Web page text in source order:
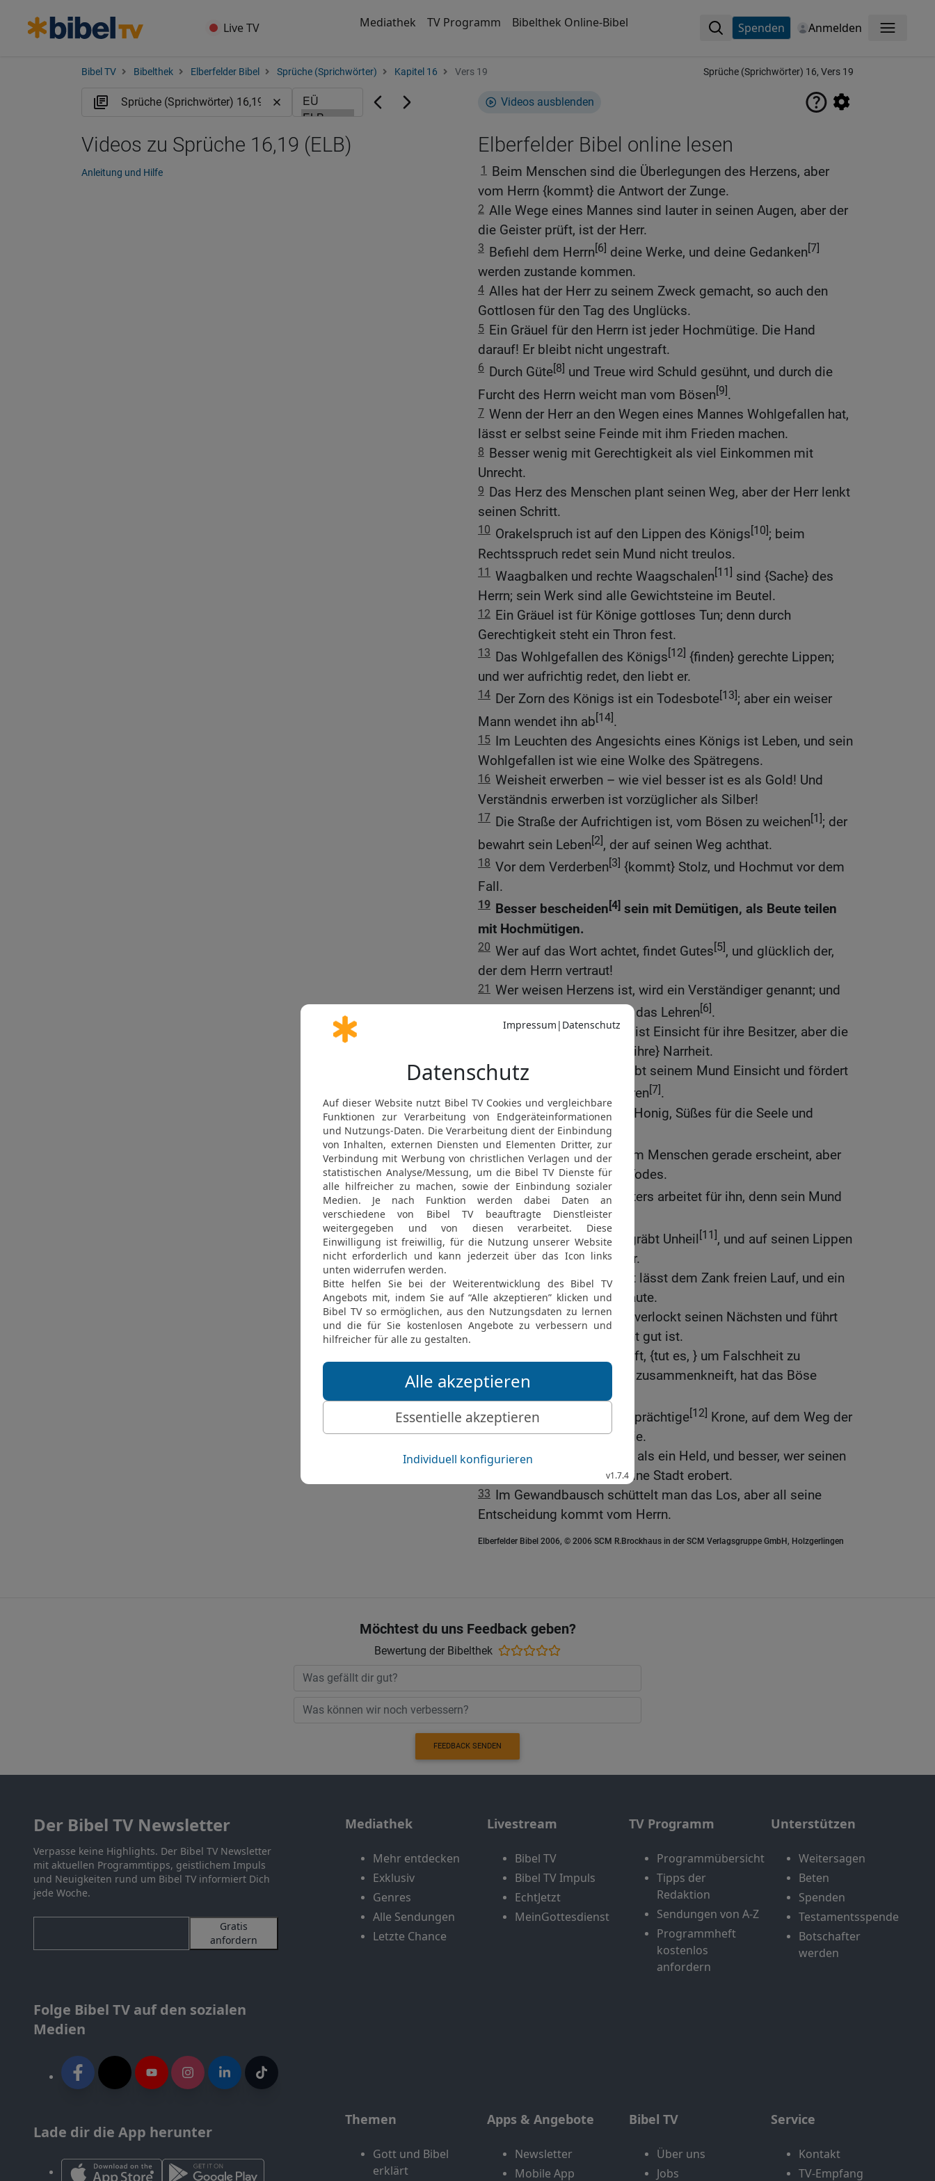
Live TV Mediathek TV Programm Bibelthek Online-Bibel Spenden Anmelden Menü
Bibel TV Bibelthek Elberfelder Bibel Sprüche (Sprichwörter) Kapitel 16 Vers 19 Sprüche (Sprichwörter) 16, Vers 19
Videos ausblenden
Elberfelder Bibel online lesen
1 Beim Menschen sind die Überlegungen des Herzens, aber
vom Herrn {kommt} die Antwort der Zunge.
2 Alle Wege eines Mannes sind lauter in seinen Augen, aber der
die Geister prüft, ist der Herr.
3 Befiehl dem Herrn[6] deine Werke, und deine Gedanken[7]
werden zustande kommen.
4 Alles hat der Herr zu seinem Zweck gemacht, so auch den
Gottlosen für den Tag des Unglücks.
5 Ein Gräuel für den Herrn ist jeder Hochmütige. Die Hand
darauf! Er bleibt nicht ungestraft.
6 Durch Güte[8] und Treue wird Schuld gesühnt, und durch die
Furcht des Herrn weicht man vom Bösen[9].
7 Wenn der Herr an den Wegen eines Mannes Wohlgefallen hat,
lässt er selbst seine Feinde mit ihm Frieden machen.
8 Besser wenig mit Gerechtigkeit als viel Einkommen mit
Unrecht.
9 Das Herz des Menschen plant seinen Weg, aber der Herr lenkt
seinen Schritt.
10 Orakelspruch ist auf den Lippen des Königs[10]; beim
Rechtsspruch redet sein Mund nicht treulos.
11 Waagbalken und rechte Waagschalen[11] sind {Sache} des
Herrn; sein Werk sind alle Gewichtsteine im Beutel.
12 Ein Gräuel ist für Könige gottloses Tun; denn durch
Gerechtigkeit steht ein Thron fest.
13 Das Wohlgefallen des Königs[12] {finden} gerechte Lippen;
und wer aufrichtig redet, den liebt er.
14 Der Zorn des Königs ist ein Todesbote[13]; aber ein weiser
Mann wendet ihn ab[14].
15 Im Leuchten des Angesichts eines Königs ist Leben, und sein
Wohlgefallen ist wie eine Wolke des Spätregens.
16 Weisheit erwerben – wie viel besser ist es als Gold! Und
Verständnis erwerben ist vorzüglicher als Silber!
17 Die Straße der Aufrichtigen ist, vom Bösen zu weichen[1]; der
bewahrt sein Leben[2], der auf seinen Weg achthat.
18 Vor dem Verderben[3] {kommt} Stolz, und Hochmut vor dem
Fall.
19 Besser bescheiden [4] sein mit Demütigen, als Beute teilen
mit Hochmütigen.
20 Wer auf das Wort achtet, findet Gutes[5], und glücklich der,
der dem Herrn vertraut!
21 Wer weisen Herzens ist, wird ein Verständiger genannt; und
Anmut der Sprache fördert das Lehren[6].
Eine Quelle des Lebens ist Einsicht für ihre Besitzer, aber die
Züchtigung der Narren ist {ihre} Narrheit.
23 Das Herz des Weisen gibt seinem Mund Einsicht und fördert
auf seinen Lippen das Lehren[7].
24
Freundliche Worte sind Honig, Süßes für die Seele und
Heilung[8] für das Gebein.
25 Da ist ein Weg, der einem Menschen gerade erscheint, aber
zuletzt sind es Wege des Todes.
26 Der Hunger [9] des Arbeiters arbeitet für ihn, denn sein Mund
spornt ihn an.
27 Ein ruchloser Mann[10] gräbt Unheil [11], und auf seinen Lippen
ist es wie sengendes Feuer.
Ein Mann der Falschheit lässt dem Zank freien Lauf, und ein
Verleumder entzweit Vertraute.
29 Ein Mann der Gewalttat verlockt seinen Nächsten und führt
ihn auf einen Weg, der nicht gut ist.
Wer seine Augen zukneift, {tut es, } um Falschheit zu
ersinnen; wer seine Lippen zusammenkneift, hat das Böse
31 Das graue Haar ist eine prächtige[12] Krone, auf dem Weg der
Gerechtigkeit findet man sie.
32 Besser ein Langmütiger als ein Held, und besser, wer seinen
Geist beherrscht, als wer eine Stadt erobert.
33 Im Gewandbausch schüttelt man das Los, aber all seine
Entscheidung kommt vom Herrn.
Elberfelder Bibel 2006, © 2006 SCM R.Brockhaus in der SCM Verlagsgruppe GmbH, Holzgerlingen
Videos zu Sprüche 16,19 (ELB)
Anleitung und Hilfe
Möchtest du uns Feedback geben?
Bewertung der Bibelthek
FEEDBACK SENDEN
Der Bibel TV Newsletter
Verpasse keine Highlights. Der Bibel TV Newsletter
mit aktuellen Programmtipps, geistlichem Impuls
und Neuigkeiten rund um Bibel TV informiert Dich
jede Woche.
Gratis
anfordern
Folge Bibel TV auf den sozialen
Medien
Lade dir die App herunter
Mediathek
Mehr entdecken
Exklusiv
Genres
Alle Sendungen
Letzte Chance
Livestream
Bibel TV
Bibel TV Impuls
EchtJetzt
MeinGottesdienst
TV Programm
Programmübersicht
Tipps der
Redaktion
Sendungen von A-Z
Programmheft
kostenlos
anfordern
Unterstützen
Weitersagen
Beten
Spenden
Testamentsspende
Botschafter
werden
Themen
Gott und Bibel
erklärt
Apps & Angebote
Newsletter
Mobile App
Bibel TV
Über uns
Jobs
Service
Kontakt
TV-Empfang